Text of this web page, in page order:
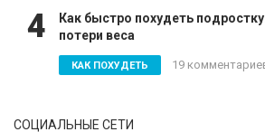
4
Как быстро похудеть
потери веса
КАК ПОХУДЕТЬ 19
СОЦИАЛЬНЫЕ СЕТИ